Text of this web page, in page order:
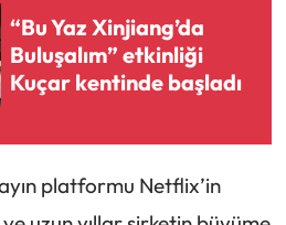
“Bu Yaz Xinjiang’da
Buluşalım” etkinliği
Kuçar kentinde başladı
platformu Netflix’in